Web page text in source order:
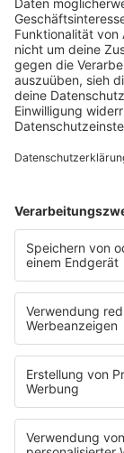
RADIOS
barba radio
Lagerfeuer
Füße hoch
Schmusekatze
Song Contest
Mädelsabend
Ich hasse Sport
Sonntag
Strandbar
Putzfimmel
Deutschpop
Deutsche
PODCASTS
Mit den
Frühstück bei
Brave & One